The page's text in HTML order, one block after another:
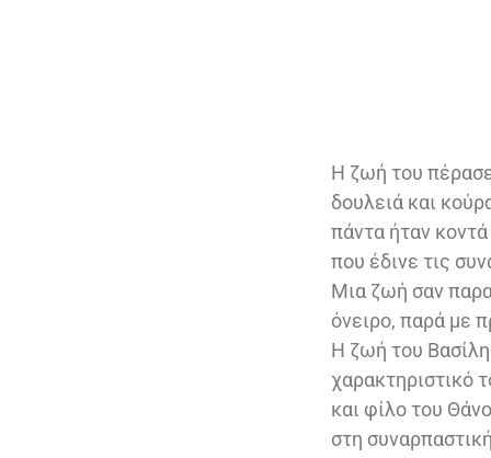
Η ζωή του
δουλειά και
πάντα ήταν
που έδινε τις
Μια ζωή σαν
όνειρο, παρά με
Η ζωή του
χαρακτηριστικό
και φίλο του
στη